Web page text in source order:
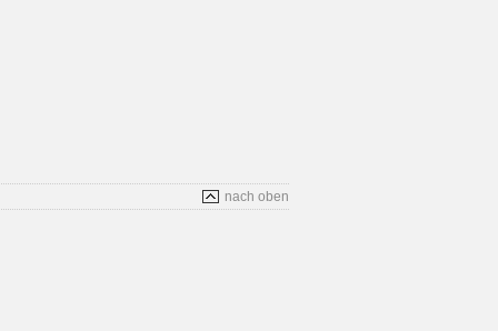
nach oben